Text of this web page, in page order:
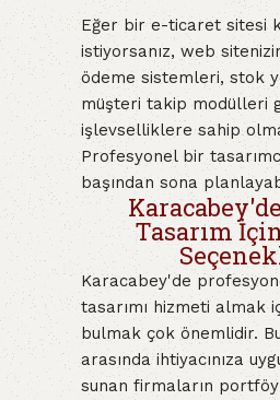
Eğer bir e-ticaret sitesi
istiyorsanız, web
ödeme sistemleri, stok
müşteri takip modülleri
işlevselliklere sahip
Profesyonel bir
başından sona
Tasarım
Karacabey'de
tasarımı hizmeti almak
bulmak çok önemlidir.
arasında ihtiyacınıza
sunan firmaların